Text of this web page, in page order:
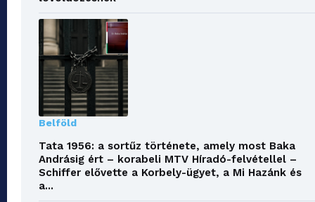
Belföld
Tata 1956: a sortűz története, amely most Baka
Andrásig ért – korabeli MTV Híradó-felvétellel –
Schiffer elővette a Korbely-ügyet, a Mi Hazánk és
a...